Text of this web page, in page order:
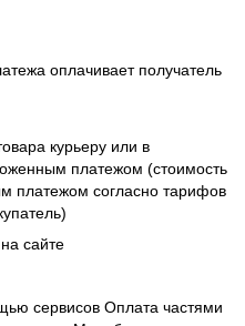
оплачивает получатель
курьеру или в
платежом (стоимость
платежом согласно тарифов
сайте
сервисов Оплата частями